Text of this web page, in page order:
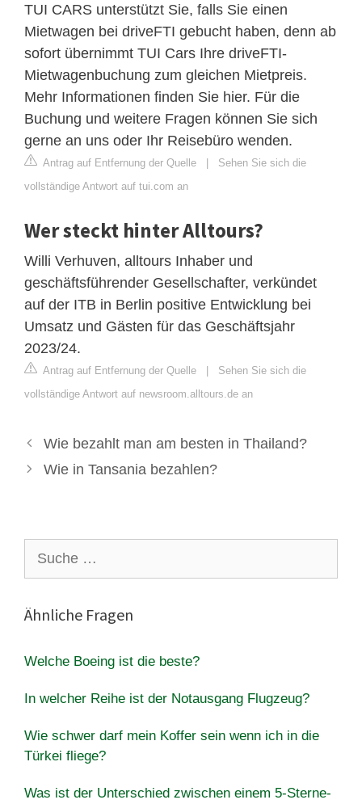
TUI CARS unterstützt Sie, falls Sie einen
Mietwagen bei driveFTI gebucht haben, denn ab
sofort übernimmt TUI Cars Ihre driveFTI-
Mietwagenbuchung zum gleichen Mietpreis.
Mehr Informationen finden Sie hier. Für die
Buchung und weitere Fragen können Sie sich
gerne an uns oder Ihr Reisebüro wenden.
Antrag auf Entfernung der Quelle | Sehen Sie sich die
vollständige Antwort auf tui.com an
Wer steckt hinter Alltours?
Willi Verhuven, alltours Inhaber und
geschäftsführender Gesellschafter, verkündet
auf der ITB in Berlin positive Entwicklung bei
Umsatz und Gästen für das Geschäftsjahr
2023/24.
Antrag auf Entfernung der Quelle | Sehen Sie sich die
vollständige Antwort auf newsroom.alltours.de an
Wie bezahlt man am besten in Thailand?
Wie in Tansania bezahlen?
nach:
Ähnliche Fragen
Welche Boeing ist die beste?
In welcher Reihe ist der Notausgang Flugzeug?
Wie schwer darf mein Koffer sein wenn ich in die
Türkei fliege?
Was ist der Unterschied zwischen einem 5-Sterne-